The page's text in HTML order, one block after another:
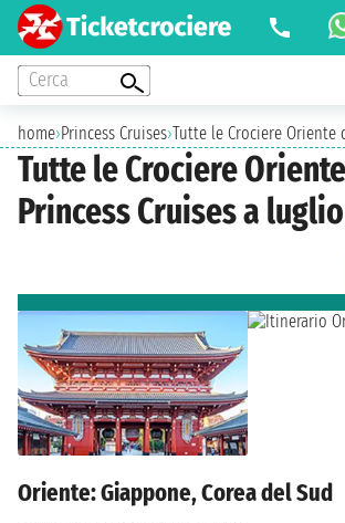
Cerca
home›Princess Cruises›Tutte le Crociere Oriente
Tutte le Crociere
Princess Cruises a
Oriente: Giappone, Corea del Sud